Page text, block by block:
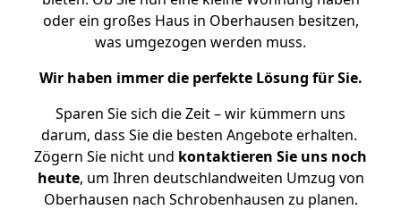
oder ein großes Haus in Oberhausen besitzen,
was umgezogen werden muss.
Wir haben immer die perfekte Lösung für Sie.
Sparen Sie sich die Zeit – wir kümmern uns
darum, dass Sie die besten Angebote erhalten.
Zögern Sie nicht und kontaktieren Sie uns noch
heute, um Ihren deutschlandweiten Umzug von
Oberhausen nach Schrobenhausen zu planen.